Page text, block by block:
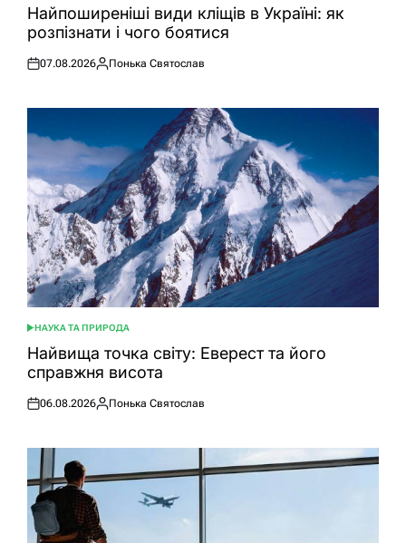
УНайпоширеніші види кліщів в Україні: як
розпізнати і чого боятися
Оприлюднено
07.08.2026
Опубліковано
Понька Святослав
ОПУБЛІКУВАТИ
У
НАУКА ТА ПРИРОДА
Найвища точка світу: Еверест та його
справжня висота
Оприлюднено
06.08.2026
Опубліковано
Понька Святослав